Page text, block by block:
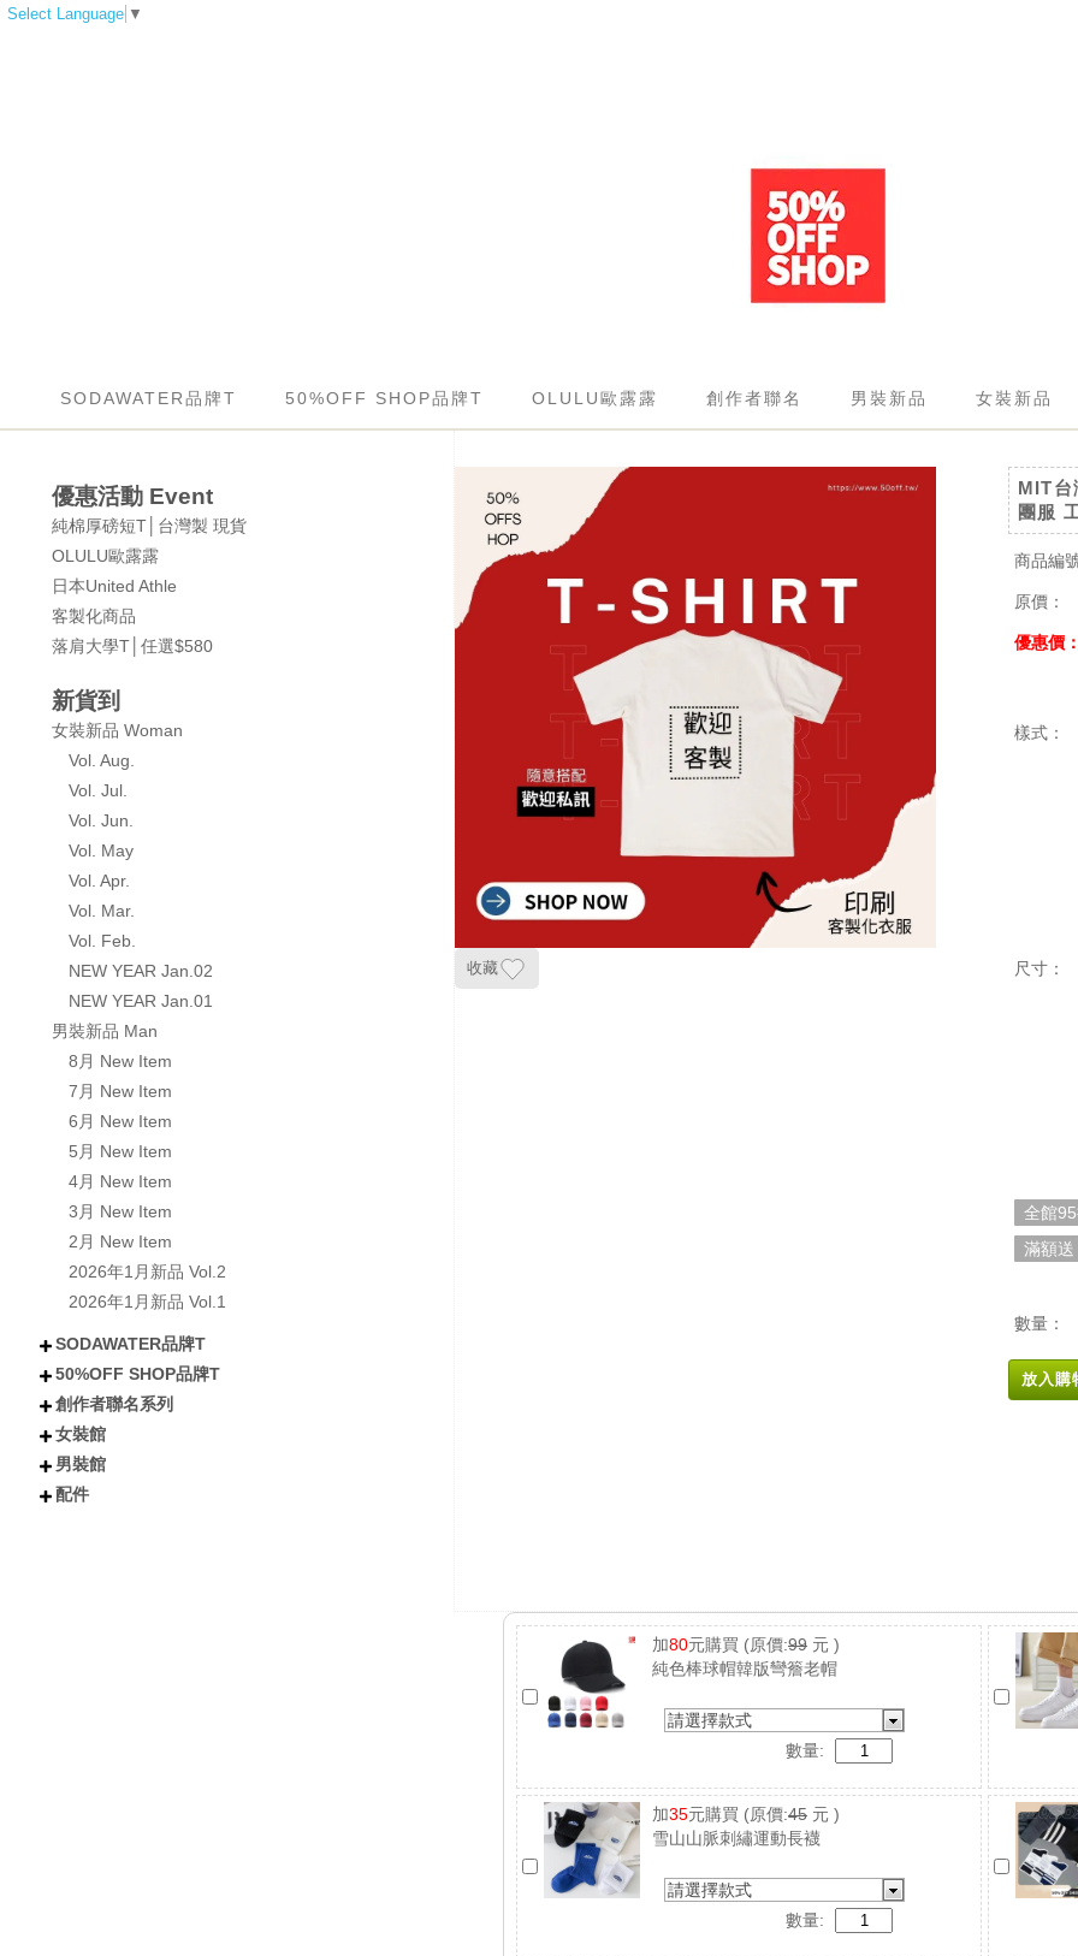
Select Language ▼
SODAWATER品牌T 50%OFF SHOP品牌T OLULU歐露露 創作者聯名 男裝新品 女裝新品
優惠活動 Event
純棉厚磅短T│台灣製 現貨
OLULU歐露露
日本United Athle
客製化商品
落肩大學T│任選$580
新貨到
女裝新品 Woman
Vol. Aug.
Vol. Jul.
Vol. Jun.
Vol. May
Vol. Apr.
Vol. Mar.
Vol. Feb.
NEW YEAR Jan.02
NEW YEAR Jan.01
男裝新品 Man
8月 New Item
7月 New Item
6月 New Item
5月 New Item
4月 New Item
3月 New Item
2月 New Item
2026年1月新品 Vol.2
2026年1月新品 Vol.1
SODAWATER品牌T
不分類
全部短袖商品
全部長袖商品
全部外套COAT
喵汪星人
小熊│泰迪熊
有梗文字TEE
Y2K
美式風格
日式風格
戰國貓大人
肌肉地獄
暗黑
50%OFF SHOP品牌T
不分類
所有短袖商品
所有涼感抗UV機能T
所有長袖商品
貓貓
狗狗
小熊
下午茶甜點
卡通
潮流
創作者聯名系列
不分類
沐琳星綻Universe
日下みゆき
阿香啵啵
Kono可諾
小舒舒
吃貨少女あか
奶加
鳥人瑞克斯
貝莉蒂絲
兔森森
米歪
蜜糖貓
Mineko_meow
煥悅工作室聯名
海王u魚
悠五 YuWu
擔擔麵
晴海はるみ
河豚小妞
酒咪
天奈莓璐 聯名
野生的淡水人 聯名
他(子) 聯名
夏琳(阿琳阿琳琳)聯名
雷德古雷夫 聯名
迪亞雜藝舖 聯名
熙潞姆 Shirumu聯名
嘎旋旋 聯名
霓茶 聯名
白兔兔兔聯名
Sam Bai✦ 桑唄✦聯名
咪寶 聯名
彌羽ゆう 聯名
柔一口甜 聯名
プラチナ普拉祈娜 聯名款
波風水雞 聯名
諾芙.exe聯名
鼠芝ミルチ 聯名
大鴉 聯名
蜜柑あいみ 聯名
來楽 聯名
緋嫣_睡眠ドーナツ聯名
伊德海拉ヽ 聯名
夢寐愛姆ユメビエム 聯名
吾貓ねこです聯名
阡狐Huni聯名
喇密聯名
阿栗栗聯名
皮立聯名
清玉聯名
水兔海聯名
諾櫻Noe聯名
日本曼生活聯名
萬萬丶聯名
米哇哇みわわ聯名
茶茶狐聯名
阿尼婪聯名
朶菟菈聯名
爪爪貓聯名
天奈雪羽聯名
黑狐洛克
夜某YamOuO聯名
綿羽ミルフィ
七兔なよみ聯名
小靜しずか聯名
楓棠兒聯名
嶺上荏染聯名
滔滔ラ聯名
橙雨沐沿聯名
五十鈴抹茶糰子
浮浪x飛行者
女裝館
不分類
上衣
短袖
長袖
連衣裙
雪紡/針織
襯衫
套裝
背心
下身
短褲
長褲
短裙
長裙
外套
夾克
風衣
牛仔外套
鋪棉外套
毛衣外套
女鞋
配件
襪子
包包
男裝館
不分類
上衣
外套
褲子
配件
配件
收藏
MIT台
團服
商品編
原價：
優惠價
樣式：
尺寸：
全館
滿額
數量：
放入購
加80元購買 (原價:99 元 )
純色棒球帽韓版彎簷老帽
請選擇款式
數量:
加35元購買 (原價:45 元 )
雪山山脈刺繡運動長襪
請選擇款式
數量: